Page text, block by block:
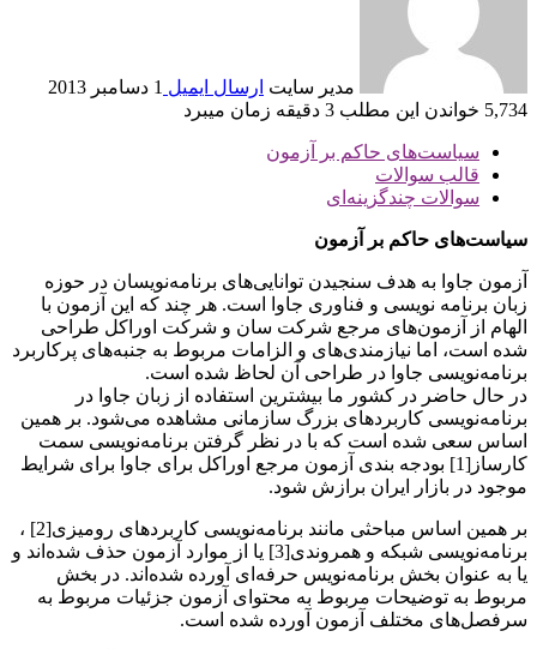
مدير سايت ارسال ایمیل 1 دسامبر 2013
5,734 خواندن این مطلب 3 دقیقه زمان می‎برد
سیاست‌­های حاکم بر آزمون
قالب سوالات
سوالات چندگزینه‌ای
سیاست­‌های حاکم بر آزمون
آزمون جاوا به هدف سنجیدن توانایی‌های برنامه‌نویسان در حوزه
زبان برنامه­ نویسی و فناوری جاوا است. هر چند که این آزمون با
الهام از آزمون­‌های مرجع شرکت سان و شرکت اوراکل طراحی
شده است، اما نیازمندی­‌های و الزامات مربوط به جنبه‌‌های پرکاربرد
برنامه‌‌نویسی جاوا در طراحی آن لحاظ شده است.
در حال حاضر در کشور ما بیشترین استفاده از زبان جاوا در
برنامه‌نویسی کاربردهای بزرگ سازمانی مشاهده می‌­شود. بر همین
اساس سعی شده است که با در نظر گرفتن برنامه‌نویسی سمت
کارساز [1] بودجه­ بندی آزمون مرجع اوراکل برای جاوا برای شرایط
موجود در بازار ایران برازش شود.
بر همین اساس مباحثی مانند برنامه‌نویسی کاربردهای رومیزی[2] ،
برنامه‌نویسی شبکه و همروندی[3] یا از موارد آزمون حذف شده­‌اند و
یا به عنوان بخش برنامه‌نویس حرفه­‌ای آورده شده­‌اند. در بخش
مربوط به توضیحات مربوط به محتوای آزمون جزئیات مربوط به
سرفصل­‌های مختلف آزمون آورده شده است.